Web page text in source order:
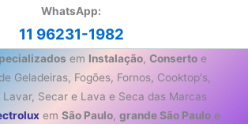
WhatsApp:
11 96231-1982
em Instalação, Consertoe
Geladeiras, Fogões, Fornos, Cooktop's,
Lavar, Secar e Lava e Seca das Marcas
em São Paulo, grande São Pauloe